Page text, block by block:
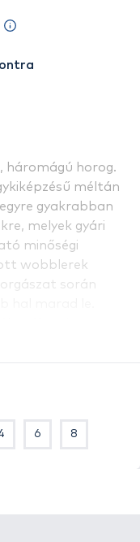
háromágú horog.
méltán
gyakrabban
melyek gyári
minőségi
wobblerek
során
minden
méretben.
6 8